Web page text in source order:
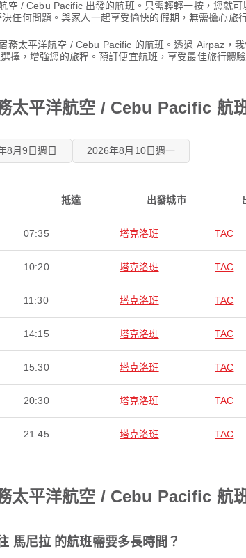
/ Cebu Pacific 出發的航班。只需輕輕一按，您就
任何問題。與家人一起享受愉快的假期，無需擔心旅
務太平洋航空 / Cebu Pacific 的航班。透過 Airpaz，
擇，增強您的旅程。預訂便宜航班，享受最佳旅行體
太平洋航空 / Cebu Pacific 航
8月9日週日 2026年8月10日週一
抵達 出發城市
07:35 塔克洛班 TAC
10:20 塔克洛班 TAC
11:30 塔克洛班 TAC
14:15 塔克洛班 TAC
15:30 塔克洛班 TAC
20:30 塔克洛班 TAC
21:45 塔克洛班 TAC
太平洋航空 / Cebu Pacific 航
馬尼拉 的航班需要多長時間？